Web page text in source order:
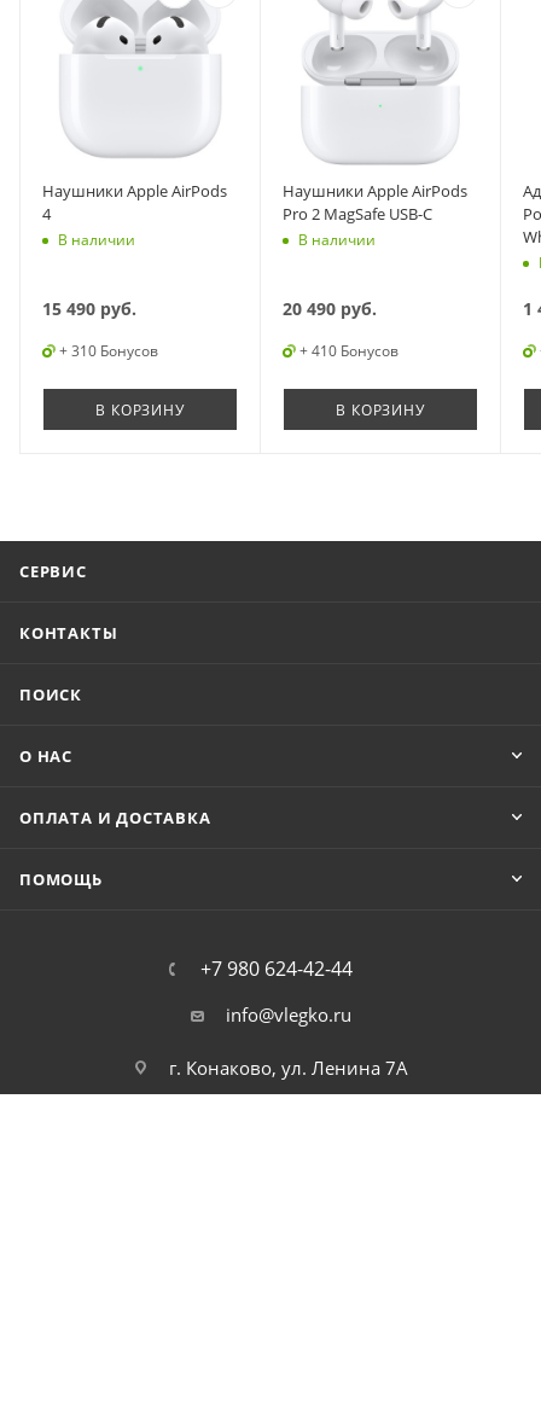
Наушники Apple AirPods
4
В наличии
15 490 руб.
+ 310 Бонусов
В КОРЗИНУ
Наушники Apple AirPods
Pro 2 MagSafe USB-C
В наличии
20 490 руб.
+ 410 Бонусов
В КОРЗИНУ
1
СЕРВИС
КОНТАКТЫ
ПОИСК
О НАС
ОПЛАТА И ДОСТАВКА
ПОМОЩЬ
+7 980 624-42-44
info@vlegko.ru
г. Конаково, ул. Ленина 7А